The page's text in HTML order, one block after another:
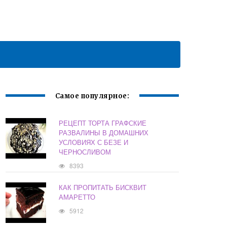
Самое популярное:
РЕЦЕПТ ТОРТА ГРАФСКИЕ
РАЗВАЛИНЫ В ДОМАШНИХ
УСЛОВИЯХ С БЕЗЕ И
ЧЕРНОСЛИВОМ
8393
КАК ПРОПИТАТЬ БИСКВИТ
АМАРЕТТО
5912